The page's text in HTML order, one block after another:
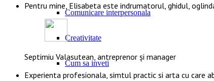
Comunicare interpersonala
Creativitate
Cum sa inveti
Pentru mine, Elisabeta este indrumatorul, ghidul,
Septimiu Valasutean, antreprenor și manager
Experienta profesionala, simtul practic si arta cu care